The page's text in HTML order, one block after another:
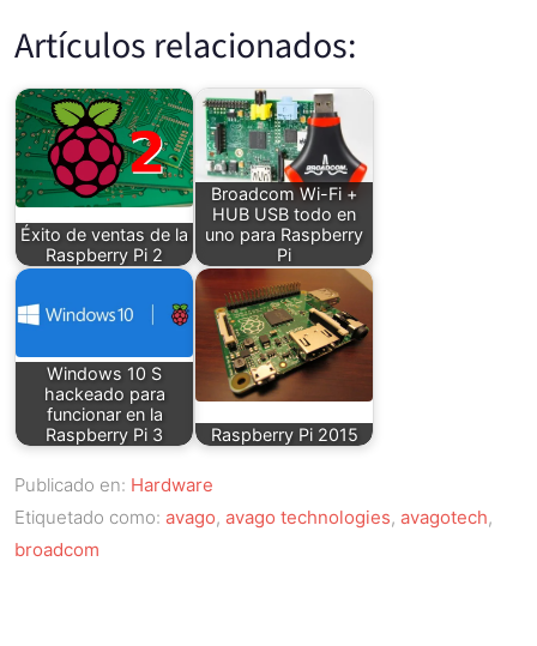
Artículos relacionados:
Éxito de ventas de la
Raspberry Pi 2
Broadcom Wi-Fi +
HUB USB todo en
uno para Raspberry
Pi
Windows 10 S
hackeado para
funcionar en la
Raspberry Pi 3
Raspberry Pi 2015
Publicado en: Hardware
Etiquetado como: avago, avago technologies, avagotech,
broadcom